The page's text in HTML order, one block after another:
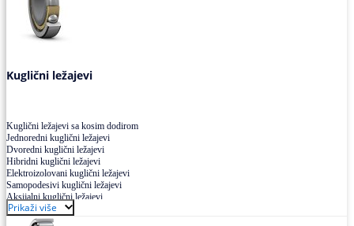
Kuglični ležajevi
Kuglični ležajevi sa kosim dodirom
Jednoredni kuglični ležajevi
Dvoredni kuglični ležajevi
Hibridni kuglični ležajevi
Elektroizolovani kuglični ležajevi
Samopodesivi kuglični ležajevi
Aksijalni kuglični ležajevi
Kuglični ležajevi od nerđajućeg čelika
Prikaži više